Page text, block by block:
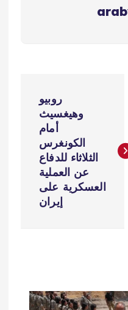
روبيو
وهيغسيث
أمام
الكونغرس
الثلاثاء للدفاع
عن العملية
العسكرية على
إيران